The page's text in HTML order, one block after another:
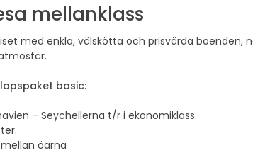
mellanklass
med enkla, välskötta och prisvärda boenden,
basic:
– Seychellerna t/r i ekonomiklass.
öarna